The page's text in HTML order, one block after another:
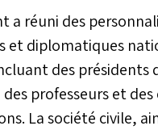
a réuni des
et diplomatiques
des présidents
professeurs et
La société civile,